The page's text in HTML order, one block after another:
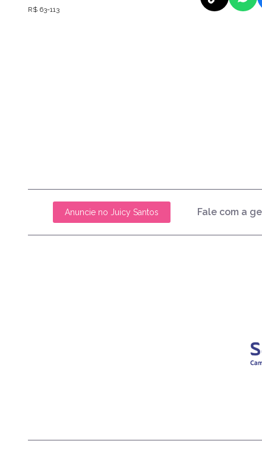
R$ 63-113
Anuncie no Juicy Santos Fale com a